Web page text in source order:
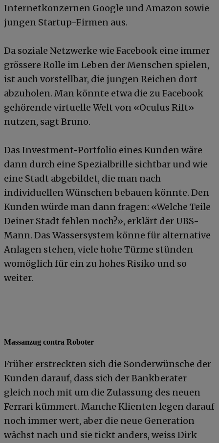
Internetkonzernen Google und Amazon sowie
jungen Startup-Firmen aus.
Da soziale Netzwerke wie Facebook eine immer
grössere Rolle im Leben der Menschen spielen,
ist auch vorstellbar, die jungen Reichen dort
abzuholen. Man könnte etwa die zu Facebook
gehörende virtuelle Welt von «Oculus Rift»
nutzen, sagt Bruno.
Das Investment-Portfolio eines Kunden wäre
dann durch eine Spezialbrille sichtbar und wie
eine Stadt abgebildet, die man nach
individuellen Wünschen bebauen könnte. Den
Kunden würde man dann fragen: «Welche Teile
Deiner Stadt fehlen noch?», erklärt der UBS-
Mann. Das Wassersystem könne für alternative
Anlagen stehen, viele hohe Türme stünden
womöglich für ein zu hohes Risiko und so
weiter.
Massanzug contra Roboter
Früher erstreckten sich die Sonderwünsche der
Kunden darauf, dass sich der Bankberater
gleich noch mit um die Zulassung des neuen
Ferrari kümmert. Manche Klienten legen darauf
noch immer wert, aber die neue Generation
wächst nach und sie tickt anders, weiss Dirk